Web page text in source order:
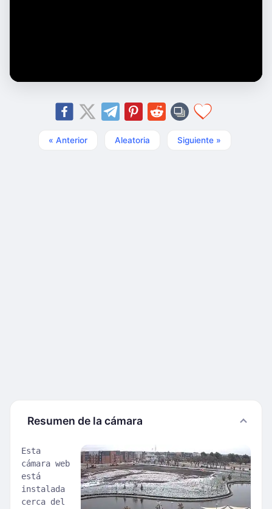
« Anterior Aleatoria Siguiente »
Resumen de la cámara
Esta
cámara web
está
instalada
cerca del